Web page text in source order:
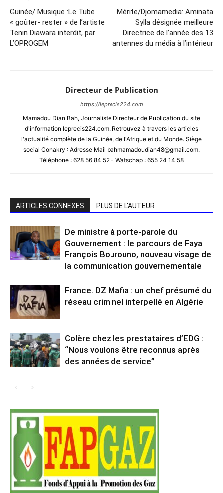
Guinée/ Musique :Le Tube
« goûter- rester » de l’artiste
Tenin Diawara interdit, par
L’OPROGEM
Mérite/Djomamedia: Aminata
Sylla désignée meilleure
Directrice de l’année des 13
antennes du média à l’intérieur
Directeur de Publication
https://leprecis224.com
Mamadou Dian Bah, Journaliste Directeur de Publication du site
d'information leprecis224.com. Retrouvez à travers les articles
l'actualité complète de la Guinée, de l'Afrique et du Monde. Siège
social Conakry : Adresse Mail bahmamadoudian48@gmail.com.
Téléphone : 628 56 84 52 - Watschap : 655 24 14 58
ARTICLES CONNEXES PLUS DE L'AUTEUR
De ministre à porte-parole du
Gouvernement : le parcours de Faya
François Bourouno, nouveau visage de
la communication gouvernementale
France. DZ Mafia : un chef présumé du
réseau criminel interpellé en Algérie
Colère chez les prestataires d’EDG :
“Nous voulons être reconnus après
des années de service”